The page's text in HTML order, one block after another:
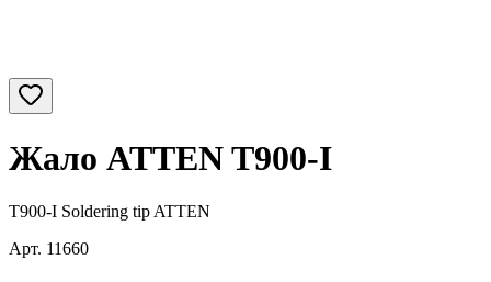
Жало ATTEN T900-I
T900‐I Soldering tip ATTEN
Арт. 11660